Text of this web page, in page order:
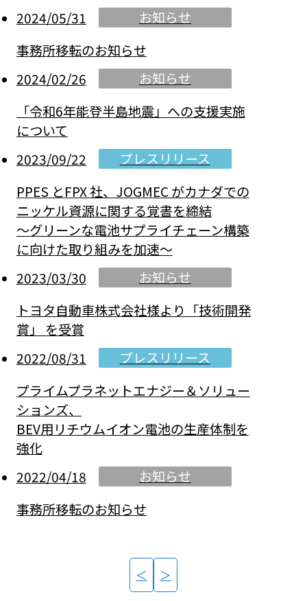
2024/05/31
お知らせ
事務所移転のお知らせ
2024/02/26
お知らせ
「令和6年能登半島地震」への支援実施
について
2023/09/22
プレスリリース
PPES とFPX 社、JOGMEC がカナダでの
ニッケル資源に関する覚書を締結
～グリーンな電池サプライチェーン構築
に向けた取り組みを加速～
2023/03/30
お知らせ
トヨタ自動車株式会社様より「技術開発
賞」 を受賞
2022/08/31
プレスリリース
プライムプラネットエナジー＆ソリュー
ションズ、
BEV用リチウムイオン電池の生産体制を
強化
2022/04/18
お知らせ
事務所移転のお知らせ
＜ ＞